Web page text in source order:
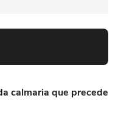
calmaria que precede